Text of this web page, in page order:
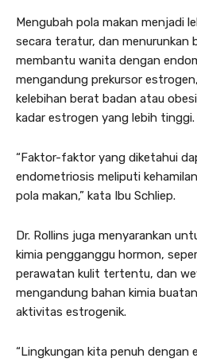
Mengubah pola makan menjadi
secara teratur, dan menurunkan
membantu wanita dengan
mengandung prekursor
kelebihan berat badan atau
kadar estrogen yang lebih tinggi.
“Faktor-faktor yang diketahui
endometriosis meliputi
pola makan,” kata Ibu Schliep.
Dr. Rollins juga menyarankan
kimia pengganggu hormon,
perawatan kulit tertentu, dan
mengandung bahan kimia
aktivitas estrogenik.
“Lingkungan kita penuh dengan